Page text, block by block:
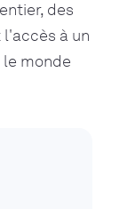
des
à un
monde